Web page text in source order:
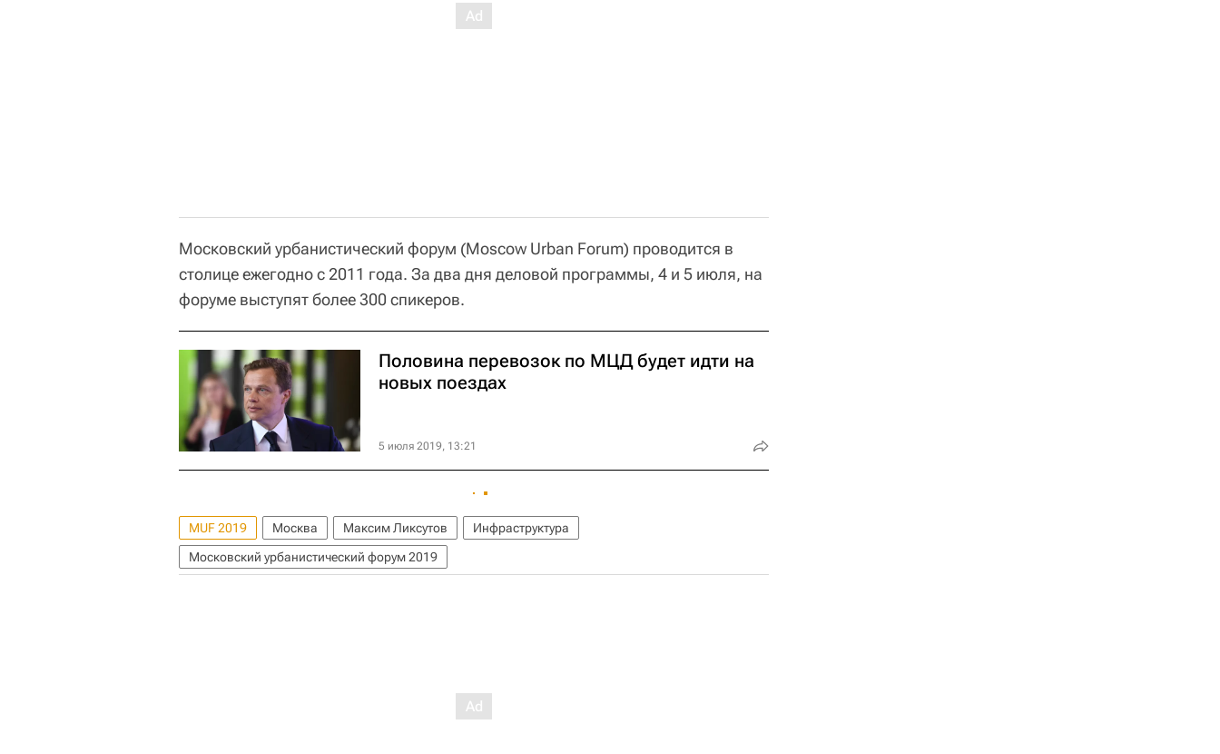
Московский урбанистический форум (Moscow Urban Forum) проводится в
столице ежегодно с 2011 года. За два дня деловой программы, 4 и 5 июля, на
форуме выступят более 300 спикеров.
Половина перевозок по МЦД будет идти на
новых поездах
5 июля 2019, 13:21
MUF 2019 Москва Максим Ликсутов
Инфраструктура
Московский урбанистический форум 2019